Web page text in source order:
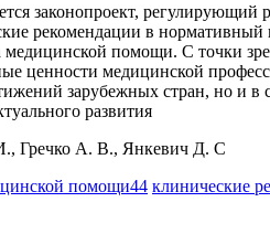
законопроект,
рекомендации в
медицинской помощи. С точки
ценности медицинской
зарубежных стран, но и в
развития
Гречко А. В., Янкевич Д. С
помощи44 клинические